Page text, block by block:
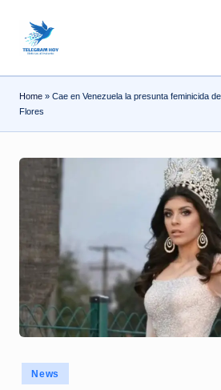
N
o
T
i
T
|
N
o
ti
c
Home » Cae en Venezuela la presunta feminicida
Flores
Posted
in
News